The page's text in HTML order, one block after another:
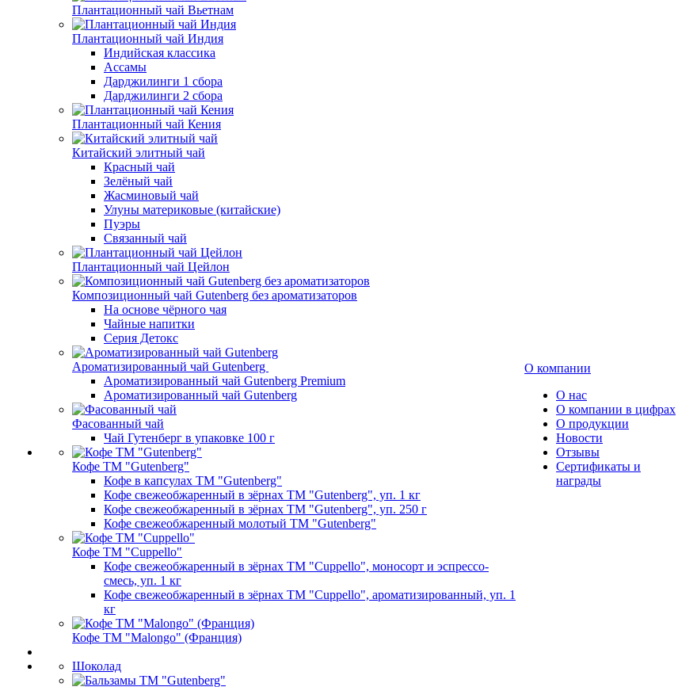
Плантационный чай Вьетнам
Плантационный чай Индия
Индийская классика
Ассамы
Дарджилинги 1 сбора
Дарджилинги 2 сбора
Плантационный чай Кения
Китайский элитный чай
Красный чай
Зелёный чай
Жасминовый чай
Улуны материковые (китайские)
Пуэры
Связанный чай
Плантационный чай Цейлон
Композиционный чай Gutenberg без ароматизаторов
На основе чёрного чая
Чайные напитки
Серия Детокс
Ароматизированный чай Gutenberg
Ароматизированный чай Gutenberg Premium
Ароматизированный чай Gutenberg
Фасованный чай
Чай Гутенберг в упаковке 100 г
Кофе ТМ "Gutenberg"
Кофе в капсулах ТМ "Gutenberg"
Кофе свежеобжаренный в зёрнах ТМ "Gutenberg", уп. 1 кг
Кофе свежеобжаренный в зёрнах ТМ "Gutenberg", уп. 250 г
Кофе свежеобжаренный молотый ТМ "Gutenberg"
Кофе ТМ "Cuppello"
Кофе свежеобжаренный в зёрнах ТМ "Cuppello", моносорт и эспрессо-
смесь, уп. 1 кг
Кофе свежеобжаренный в зёрнах ТМ "Cuppello", ароматизированный, уп. 1
кг
Кофе ТМ "Malongo" (Франция)
Шоколад
О компании
О нас
О компании в цифрах
О продукции
Новости
Отзывы
Сертификаты и
награды